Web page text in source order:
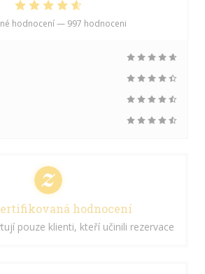
hodnocení — 997 hodnoceni
hodnocení
pouze klienti, kteří učinili rezervace